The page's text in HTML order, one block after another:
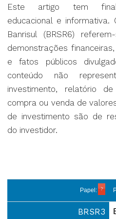
Este artigo tem
educacional e
Banrisul (BRSR6)
demonstrações
e fatos públicos
conteúdo não
investimento, relatório
compra ou venda de
de investimento são de
do investidor.
Papel:
BRSR3